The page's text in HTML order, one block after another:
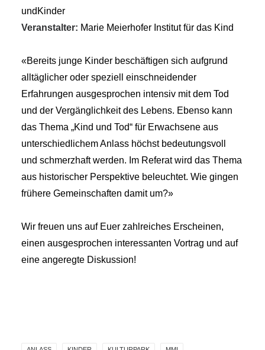
undKinder
Veranstalter: Marie Meierhofer Institut für das Kind
«Bereits junge Kinder beschäftigen sich aufgrund
alltäglicher oder speziell einschneidender
Erfahrungen ausgesprochen intensiv mit dem Tod
und der Vergänglichkeit des Lebens. Ebenso kann
das Thema „Kind und Tod“ für Erwachsene aus
unterschiedlichem Anlass höchst bedeutungsvoll
und schmerzhaft werden. Im Referat wird das Thema
aus historischer Perspektive beleuchtet. Wie gingen
frühere Gemeinschaften damit um?»
Wir freuen uns auf Euer zahlreiches Erscheinen,
einen ausgesprochen interessanten Vortrag und auf
eine angeregte Diskussion!